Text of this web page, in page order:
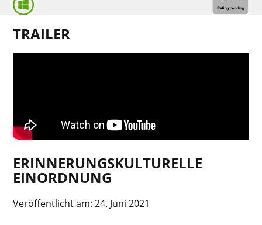
TRAILER
ERINNERUNGSKULTURELLE
EINORDNUNG
Veröffentlicht am:24. Juni 2021